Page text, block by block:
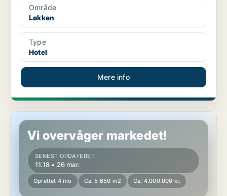
Område
Løkken
Type
Hotel
Mere info
Hotelejendom i Løkken
Vi overvåger markedet!
SENEST OPDATERET
11.18 • 26 mar.
Oprettet 4 mo Ca. 5.650 m2 Ca. 4.000.000 kr.